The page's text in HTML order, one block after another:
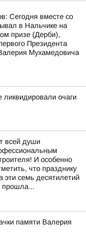
Сегодня вместе со
в Нальчике на
призе (Дерби),
Президента
Мухамедовича
ликвидировали очаги
всей души
И особенно
что празднику
эти семь десятилетий
прошла...
памяти Валерия